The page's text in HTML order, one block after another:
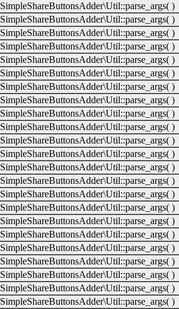
SimpleShareButtonsAdder\Util::parse_args( )
SimpleShareButtonsAdder\Util::parse_args( )
SimpleShareButtonsAdder\Util::parse_args( )
SimpleShareButtonsAdder\Util::parse_args( )
SimpleShareButtonsAdder\Util::parse_args( )
SimpleShareButtonsAdder\Util::parse_args( )
SimpleShareButtonsAdder\Util::parse_args( )
SimpleShareButtonsAdder\Util::parse_args( )
SimpleShareButtonsAdder\Util::parse_args( )
SimpleShareButtonsAdder\Util::parse_args( )
SimpleShareButtonsAdder\Util::parse_args( )
SimpleShareButtonsAdder\Util::parse_args( )
SimpleShareButtonsAdder\Util::parse_args( )
SimpleShareButtonsAdder\Util::parse_args( )
SimpleShareButtonsAdder\Util::parse_args( )
SimpleShareButtonsAdder\Util::parse_args( )
SimpleShareButtonsAdder\Util::parse_args( )
SimpleShareButtonsAdder\Util::parse_args( )
SimpleShareButtonsAdder\Util::parse_args( )
SimpleShareButtonsAdder\Util::parse_args( )
SimpleShareButtonsAdder\Util::parse_args( )
SimpleShareButtonsAdder\Util::parse_args( )
SimpleShareButtonsAdder\Util::parse_args( )